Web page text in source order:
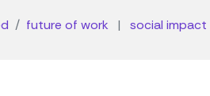
future of work | social impact